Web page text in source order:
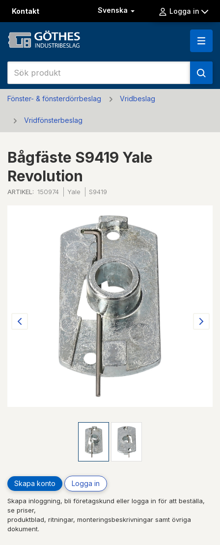
Kontakt Svenska Logga in
Fönster- & fönsterdörrbeslag Vridbeslag
Vridfönsterbeslag
Bågfäste S9419 Yale
Revolution
ARTIKEL: 150974 Yale S9419
Skapa konto Logga in
Skapa inloggning, bli företagskund eller logga in för att beställa,
se priser,
produktblad, ritningar, monteringsbeskrivningar samt övriga
dokument.